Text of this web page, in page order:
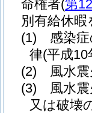
命権者(第
別有給休
(1)
感染
律(平成10
(2)
風水
(3)
風水
又は破壊